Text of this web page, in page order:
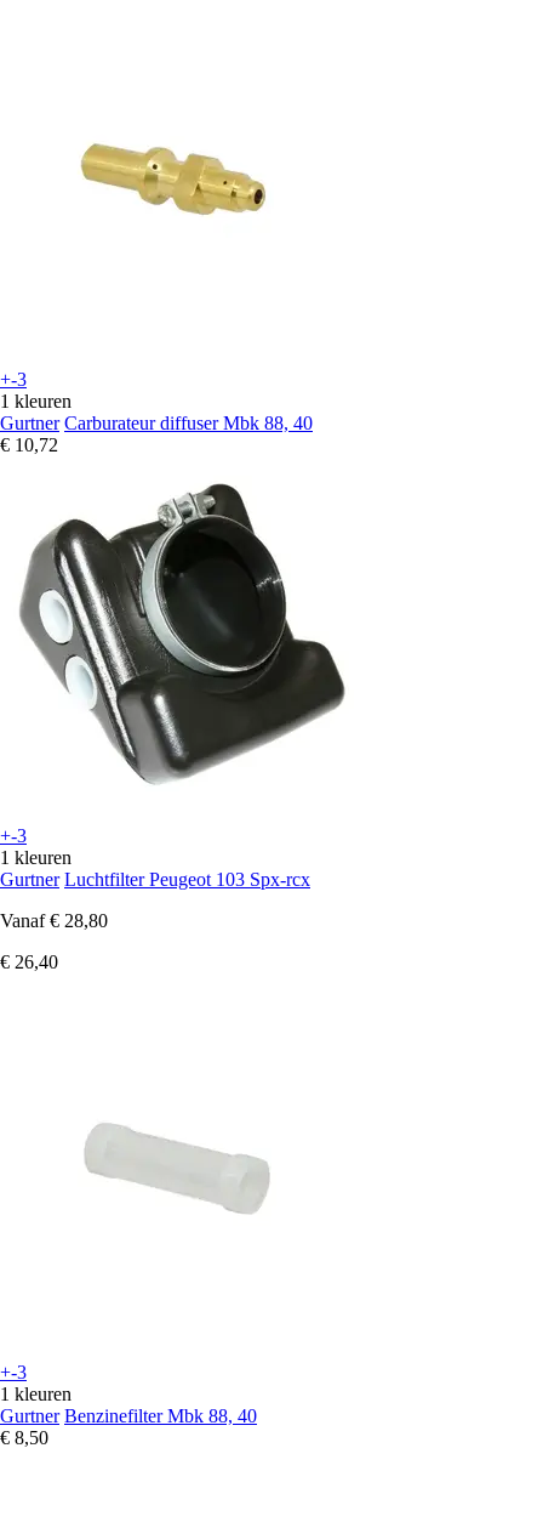
+-3
1 kleuren
Gurtner Carburateur diffuser Mbk 88, 40
€ 10,72
+-3
1 kleuren
Gurtner Luchtfilter Peugeot 103 Spx-rcx
Vanaf € 28,80
€ 26,40
+-3
1 kleuren
Gurtner Benzinefilter Mbk 88, 40
€ 8,50